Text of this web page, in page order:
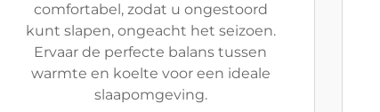
comfortabel, zodat u ongestoord
kunt slapen, ongeacht het seizoen.
Ervaar de perfecte balans tussen
warmte en koelte voor een ideale
slaapomgeving.